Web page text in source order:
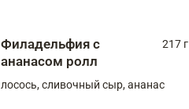
Филадельфия с
ананасом ролл
217 г
лосось, сливочный сыр, ананас